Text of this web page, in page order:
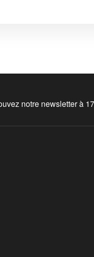
notre newsletter à